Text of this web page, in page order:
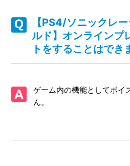
組んでゲームが進行しない場合が
【PS4/ソニックレーシング クロ
催されない、フェスタのタイムス
ますか
【PS4/ソニックレ
ルド】オンラインプ
トをすることはでき
ゲーム内の機能としてボイ
ん。